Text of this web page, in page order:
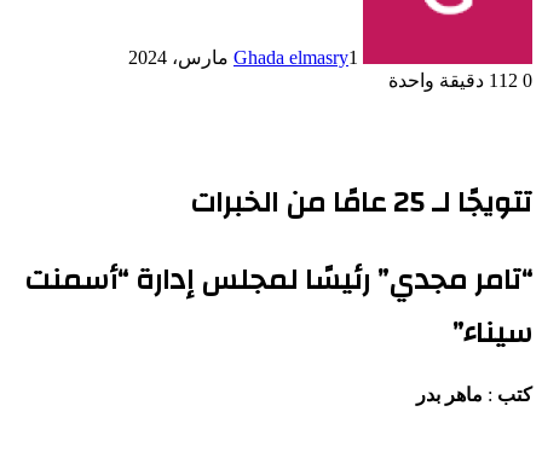
Ghada elmasry1 مارس، 2024
0
دقيقة واحدة
تتويجًا لـ 25 عامًا من الخبرات
“تامر مجدي” رئيسًا لمجلس إدارة “أسمنت
سيناء”
كتب : ماهر بدر